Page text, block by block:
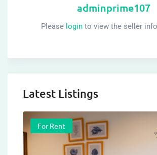
adminprime107
Please login to view the seller
Latest Listings
For Rent